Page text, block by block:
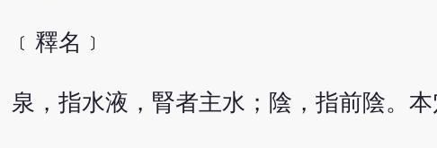
﹝釋名﹞
泉，指水液，腎者主水；陰，指前陰。